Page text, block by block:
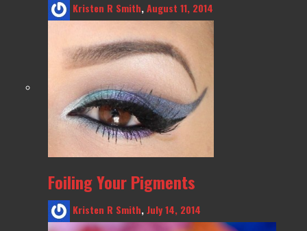
Kristen R Smith,August 11, 2014
Foiling Your Pigments
Kristen R Smith,July 14, 2014